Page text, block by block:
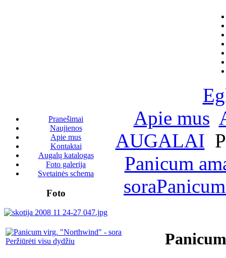
Pranešimai
Naujienos
Apie mus
Kontaktai
Augalų katalogas
Foto galerija
Svetainės schema
Foto
Apie mus
AUGALAI
Panicum
sora
Peržiūrėti visu dydžiu